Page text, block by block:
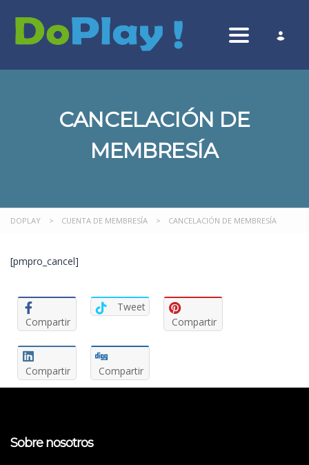
Toggle
CANCELACIÓN DE
MEMBRESÍA
DOPLAY > CUENTA DE MEMBRESÍA > CANCELACIÓN DE MEMBRESÍA
[pmpro_cancel]
Compartir
Tweet
Compartir
Compartir Compartir
Sobre nosotros